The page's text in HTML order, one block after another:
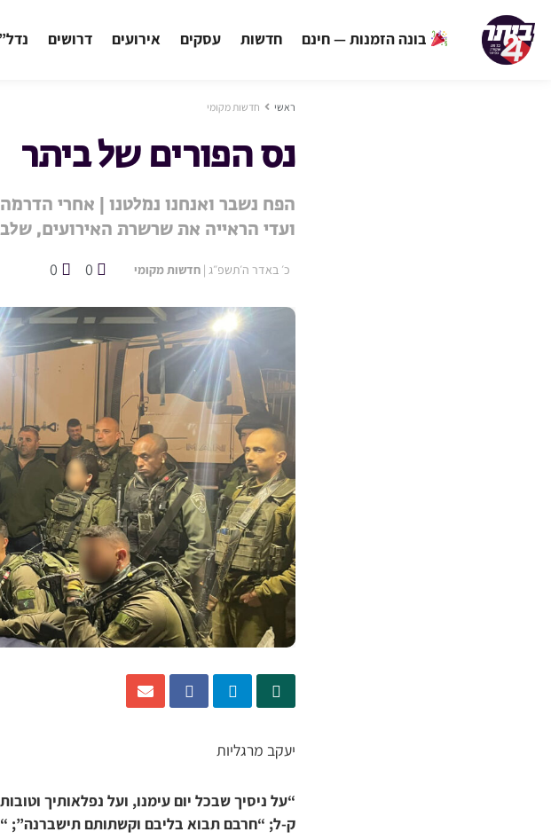
בונה הזמנות — חינם חדשות עסקים אירועים דרושים
ראשי חדשות מקומי
נס הפורים של ביתר
הפח נשבר ואנחנו נמלטנו | אחרי
ועדי הראייה את שרשרת האירועים,
כ׳ באדר ה׳תשפ״ג | חדשות מקומי 0
0
יעקב מרגליות
“על ניסיך שבכל יום עימנו, ועל נפלאותיך
ק-ל; “חרבם תבוא בליבם וקשתותם תישברנה”;